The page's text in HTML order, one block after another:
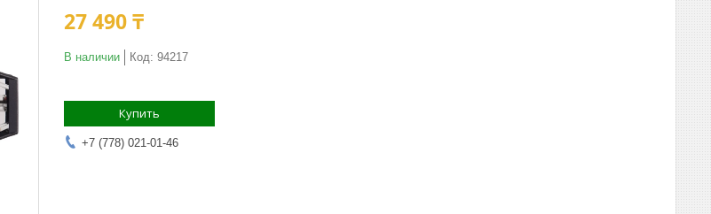
27 490 ₸
В наличии Код: 94217
Купить
+7 (778) 021-01-46